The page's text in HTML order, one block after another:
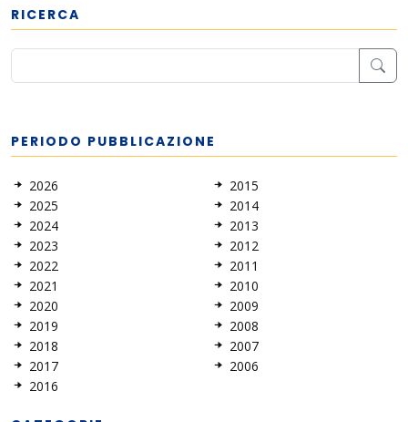
RICERCA
PERIODO PUBBLICAZIONE
2026
2025
2024
2023
2022
2021
2020
2019
2018
2017
2016
2015
2014
2013
2012
2011
2010
2009
2008
2007
2006